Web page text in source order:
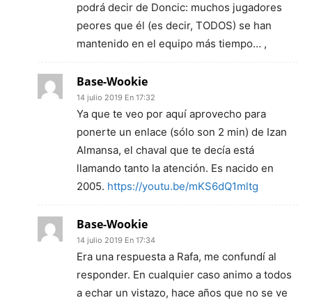
podrá decir de Doncic: muchos jugadores
peores que él (es decir, TODOS) se han
mantenido en el equipo más tiempo… ,
Base-Wookie
14 julio 2019 En 17:32
Ya que te veo por aquí aprovecho para
ponerte un enlace (sólo son 2 min) de Izan
Almansa, el chaval que te decía está
llamando tanto la atención. Es nacido en
2005. https://youtu.be/mKS6dQ1mltg
Base-Wookie
14 julio 2019 En 17:34
Era una respuesta a Rafa, me confundí al
responder. En cualquier caso animo a todos
a echar un vistazo, hace años que no se ve